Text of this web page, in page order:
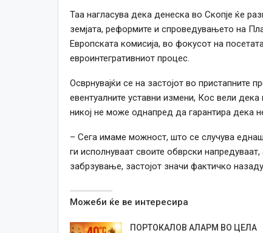
Таа нагласува дека денеска во Скопје ќе
земјата, реформите и спроведувањето на
Европската комисија, во фокусот на
евроинтегративниот процес.
Осврнувајќи се на застојот во
евентуалните уставни измени, Кос вели
никој не може однапред да гарантира дека
– Сега имаме можност, што се случува
ги исполнуваат своите обврски
забрзување, застојот значи фактичко
Можеби ќе ве интересира
ПОРТОКАЛОВ АЛАРМ ВО ЦЕЛА